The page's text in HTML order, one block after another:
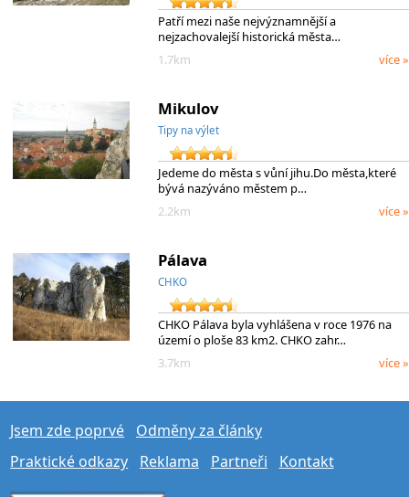
Patří mezi naše nejvýznamnější a
nejzachovalejší historická města…
1.7km
více »
Mikulov
Tipy na výlet
Jedeme do města s vůní jihu.Do města,které
bývá nazýváno městem p…
2.2km
více »
Pálava
CHKO
CHKO Pálava byla vyhlášena v roce 1976 na
území o ploše 83 km2. CHKO zahr…
3.7km
více »
Jsem zde poprvé
Odměny za články
Praktické odkazy
Reklama Partneři Kontakt